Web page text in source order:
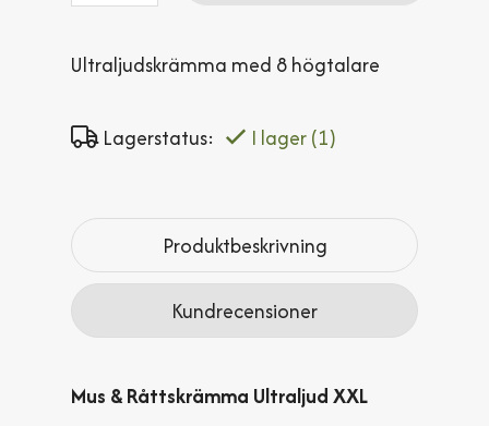
Ultraljudskrämma med 8 högtalare
Lagerstatus: I lager(1)
Produktbeskrivning
Kundrecensioner
Mus & Råttskrämma Ultraljud XXL